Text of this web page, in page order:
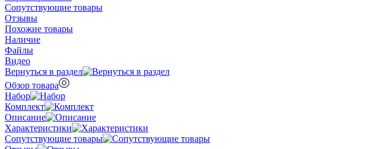
Сопутствующие товары
Отзывы
Похожие товары
Наличие
Файлы
Видео
Вернуться в раздел
Обзор товара
Набор
Комплект
Описание
Характеристики
Сопутствующие товары